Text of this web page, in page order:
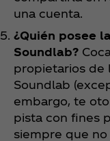
una cuenta.
¿Quién posee
Soundlab?
propietarios de
Soundlab
embargo, te
pista con fines
siempre que no